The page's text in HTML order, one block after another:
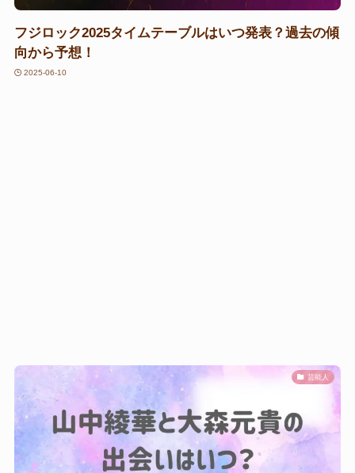
フジロック2025タイムテーブルはいつ発表？過去の傾
向から予想！
2025-06-10
芸能人